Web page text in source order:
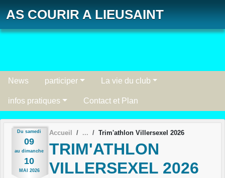
AS COURIR A LIEUSAINT
News participer La vie du club
infos pratiques Contact et Plan
Du samedi
09
au dimanche
10
MAI 2026
Accueil Trim'athlon Villersexel 2026
TRIM'ATHLON
VILLERSEXEL 2026